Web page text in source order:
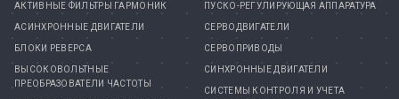
АКТИВНЫЕ ФИЛЬТРЫ ГАРМОНИК
АСИНХРОННЫЕ ДВИГАТЕЛИ
БЛОКИ РЕВЕРСА
ВЫСОКОВОЛЬТНЫЕ
ПРЕОБРАЗОВАТЕЛИ ЧАСТОТЫ
ПУСКО-РЕГУЛИРУЮЩАЯ АППАРАТУРА
СЕРВОДВИГАТЕЛИ
СЕРВОПРИВОДЫ
СИНХРОННЫЕ ДВИГАТЕЛИ
СИСТЕМЫ КОНТРОЛЯ И УЧЕТА